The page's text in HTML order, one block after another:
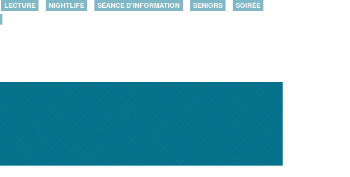
LECTURE NIGHTLIFE SÉANCE D'INFORMATION SENIORS
SOIRÉE